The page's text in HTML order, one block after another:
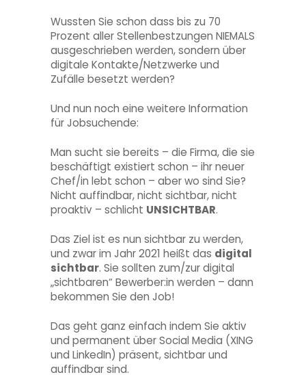
Wussten Sie schon dass bis zu 70
Prozent aller Stellenbestzungen NIEMALS
ausgeschrieben werden, sondern über
digitale Kontakte/Netzwerke und
Zufälle besetzt werden?
Und nun noch eine weitere Information
für Jobsuchende:
Man sucht sie bereits – die Firma, die sie
beschäftigt existiert schon – ihr neuer
Chef/in lebt schon – aber wo sind Sie?
Nicht auffindbar, nicht sichtbar, nicht
proaktiv – schlicht UNSICHTBAR.
Das Ziel ist es nun sichtbar zu werden,
und zwar im Jahr 2021 heißt das digital
sichtbar. Sie sollten zum/zur digital
„sichtbaren“ Bewerber:in werden – dann
bekommen Sie den Job!
Das geht ganz einfach indem Sie aktiv
und permanent über Social Media (XING
und LinkedIn) präsent, sichtbar und
auffindbar sind.